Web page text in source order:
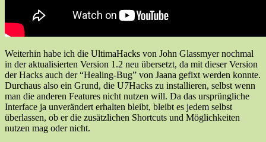
Weiterhin habe ich die UltimaHacks von John Glassmyer nochmal
in der aktualisierten Version 1.2 neu übersetzt, da mit dieser Version
der Hacks auch der “Healing-Bug” von Jaana gefixt werden konnte.
Durchaus also ein Grund, die U7Hacks zu installieren, selbst wenn
man die anderen Features nicht nutzen will. Da das ursprüngliche
Interface ja unverändert erhalten bleibt, bleibt es jedem selbst
überlassen, ob er die zusätzlichen Shortcuts und Möglichkeiten
nutzen mag oder nicht.